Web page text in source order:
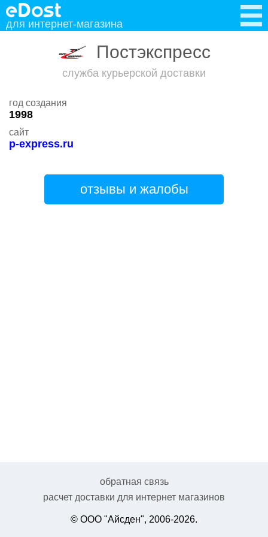
для интернет-магазина
Постэкспресс
служба курьерской доставки
год создания
1998
сайт
p-express.ru
отзывы и жалобы
обратная связь
расчет доставки для интернет магазинов
© ООО "Айсден", 2006-2026.